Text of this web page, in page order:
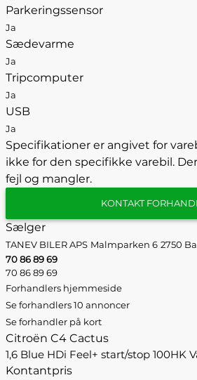
Parkeringssensor
Ja
Sædevarme
Ja
Tripcomputer
Ja
USB
Ja
Specifikationer er angivet for
ikke for den specifikke varebil.
fejl og mangler.
KONTAKT
Sælger
TANEV BILER APS Malmparken 6 2750
70 86 89 69
70 86 89 69
Forhandlers hjemmeside
Se forhandlers 10 annoncer
Se forhandler på kort
Citroën C4 Cactus
1,6 Blue HDi Feel+ start/stop 100HK
Kontantpris